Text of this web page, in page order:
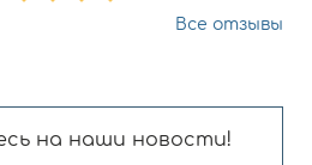
Все отзывы
на наши новости!